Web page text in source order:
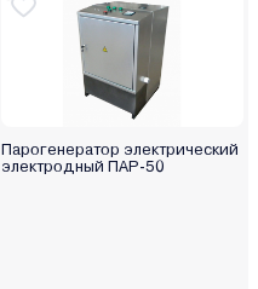
Парогенератор электрический
электродный ПАР-50